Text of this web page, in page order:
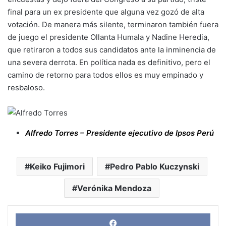
final para un ex presidente que alguna vez gozó de alta
votación. De manera más silente, terminaron también fuera
de juego el presidente Ollanta Humala y Nadine Heredia,
que retiraron a todos sus candidatos ante la inminencia de
una severa derrota. En política nada es definitivo, pero el
camino de retorno para todos ellos es muy empinado y
resbaloso.
Alfredo Torres – Presidente ejecutivo de Ipsos Perú
Keiko Fujimori Pedro Pablo Kuczynski
Verónika Mendoza